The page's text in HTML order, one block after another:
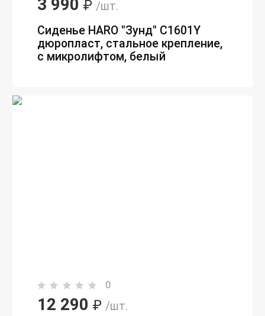
3 990 ₽ /шт.
Сиденье HARO "Зунд" C1601Y
дюропласт, стальное крепление,
с микролифтом, белый
0
12 290 ₽ /шт.